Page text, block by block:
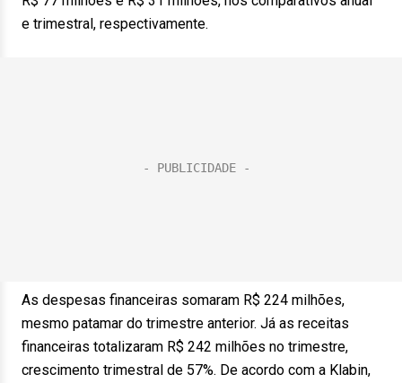
e trimestral, respectivamente.
As despesas financeiras somaram R$ 224 milhões,
mesmo patamar do trimestre anterior. Já as receitas
financeiras totalizaram R$ 242 milhões no trimestre,
crescimento trimestral de 57%. De acordo com a Klabin,